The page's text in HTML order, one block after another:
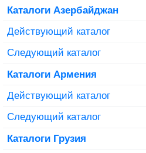
Каталоги Азербайджан
Действующий каталог
Следующий каталог
Каталоги Армения
Действующий каталог
Следующий каталог
Каталоги Грузия